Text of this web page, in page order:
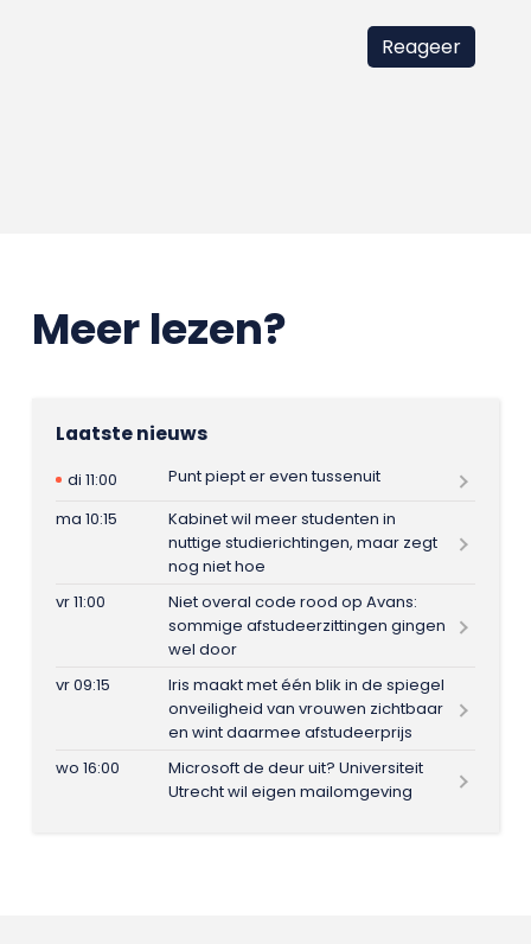
Meer lezen?
Laatste nieuws
di 11:00
Punt piept er even tussenuit
ma 10:15
Kabinet wil meer studenten in
nuttige studierichtingen, maar zegt
nog niet hoe
vr 11:00
Niet overal code rood op Avans:
sommige afstudeerzittingen gingen
wel door
vr 09:15
Iris maakt met één blik in de spiegel
onveiligheid van vrouwen zichtbaar
en wint daarmee afstudeerprijs
wo 16:00
Microsoft de deur uit? Universiteit
Utrecht wil eigen mailomgeving